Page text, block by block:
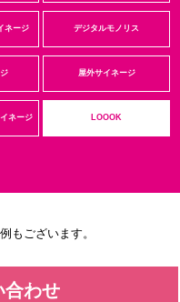
ネージ デジタルモノリス
屋外サイネージ
ネージ LOOOK
もございます。
合わせ